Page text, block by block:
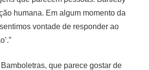
humana. Em algum momento da
vontade de responder ao
que parece gostar de